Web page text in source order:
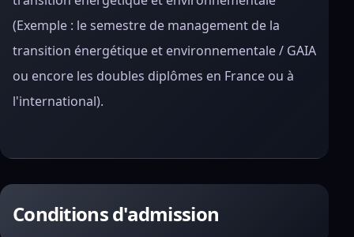
(Exemple : le semestre de management de la
transition énergétique et environnementale / GAIA
ou encore les doubles diplômes en France ou à
l'international).
Conditions d'admission